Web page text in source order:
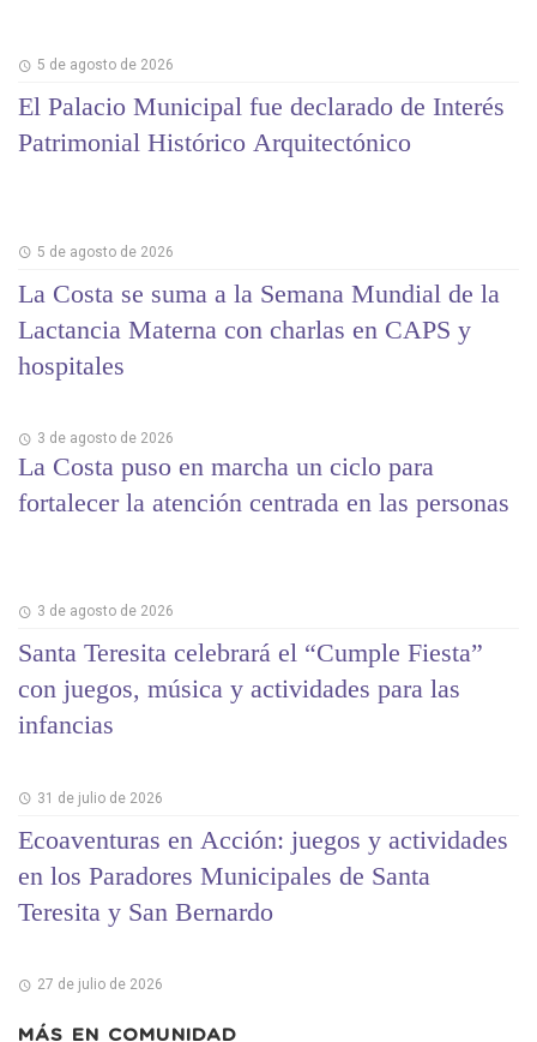
5 de agosto de 2026
El Palacio Municipal fue declarado de Interés
Patrimonial Histórico Arquitectónico
5 de agosto de 2026
La Costa se suma a la Semana Mundial de la
Lactancia Materna con charlas en CAPS y
hospitales
3 de agosto de 2026
La Costa puso en marcha un ciclo para
fortalecer la atención centrada en las personas
3 de agosto de 2026
Santa Teresita celebrará el “Cumple Fiesta”
con juegos, música y actividades para las
infancias
31 de julio de 2026
Ecoaventuras en Acción: juegos y actividades
en los Paradores Municipales de Santa
Teresita y San Bernardo
27 de julio de 2026
MÁS EN COMUNIDAD